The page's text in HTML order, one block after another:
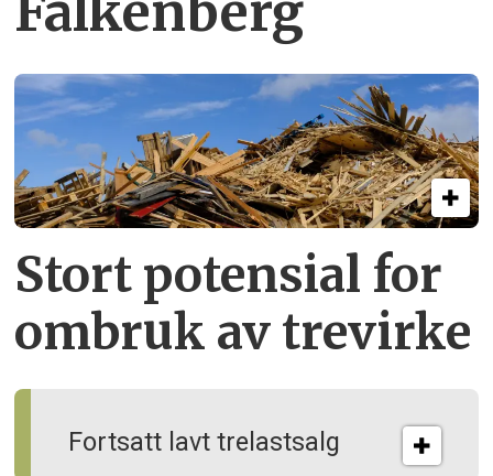
Stort potensial for
ombruk av tre­virke
Fortsatt lavt trelastsalg